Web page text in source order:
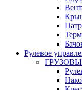
Рулевое
ГРУЗОВЫЕ